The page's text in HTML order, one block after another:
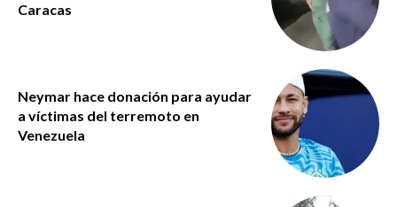
Caracas
Neymar hace donación para ayudar
a víctimas del terremoto en
Venezuela